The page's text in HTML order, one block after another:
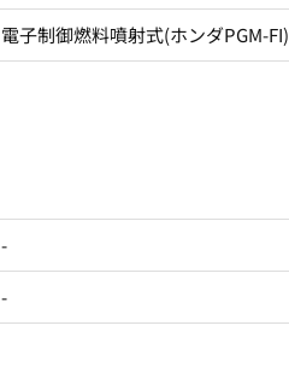
電子制御燃料噴射式(ホンダPGM-FI)
-
-